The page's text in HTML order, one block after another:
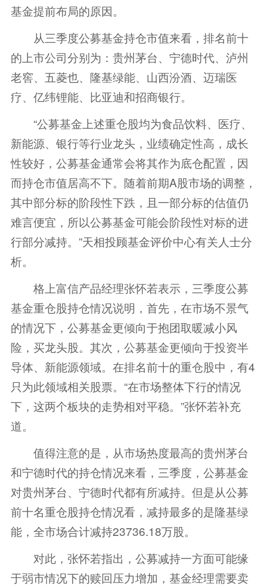
基金提前布局的原因。
从三季度公募基金持仓市值来看，排名前十
的上市公司分别为：贵州茅台、宁德时代、泸州
老窖、五菱也、隆基绿能、山西汾酒、迈瑞医
疗、亿纬锂能、比亚迪和招商银行。
“公募基金上述重仓股均为食品饮料、医疗、
新能源、银行等行业龙头，业绩确定性高，成长
性较好，公募基金通常会将其作为底仓配置，因
而持仓市值居高不下。随着前期A股市场的调整，
其中部分标的阶段性下跌，且一部分标的估值仍
难言便宜，所以公募基金可能会阶段性对标的进
行部分减持。”天相投顾基金评价中心有关人士分
析。
格上富信产品经理张怀若表示，三季度公募
基金重仓股持仓情况说明，首先，在市场不景气
的情况下，公募基金更倾向于抱团取暖减小风
险，买龙头股。其次，公募基金更倾向于投资半
导体、新能源领域。在排名前十的重仓股中，有4
只为此领域相关股票。“在市场整体下行的情况
下，这两个板块的走势相对平稳。”张怀若补充
道。
值得注意的是，从市场热度最高的贵州茅台
和宁德时代的持仓情况来看，三季度，公募基金
对贵州茅台、宁德时代都有所减持。但是从公募
前十名重仓股持仓情况看，减持最多的是隆基绿
能，全市场合计减持23736.18万股。
对此，张怀若指出，公募减持一方面可能缘
于弱市情况下的赎回压力增加，基金经理需要卖